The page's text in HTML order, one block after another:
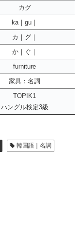
カグ
ka｜gu｜
カ｜グ｜
か｜ぐ｜
furniture
家具：名詞
TOPIK1
ハングル検定3級
韓国語｜名詞